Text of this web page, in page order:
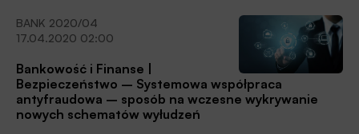
hakerskich taktykach i o sposobach obrony przed nimi
mówili Adam Haertle z serwisu zaufanatrzeciastrona.pl,
Piotr Balcerzak dyrektor Zespołu Bezpieczeństwa Banków
w ZBP oraz Bartosz Wójcicki, dyrektor Biura Usług
Antyfraudowych w Biurze Informacji Kredytowej.
BANK 2020/04
17.04.2020 02:00
Bankowość i Finanse |
Bezpieczeństwo – Systemowa współpraca
antyfraudowa – sposób na wczesne wykrywanie
nowych schematów wyłudzeń